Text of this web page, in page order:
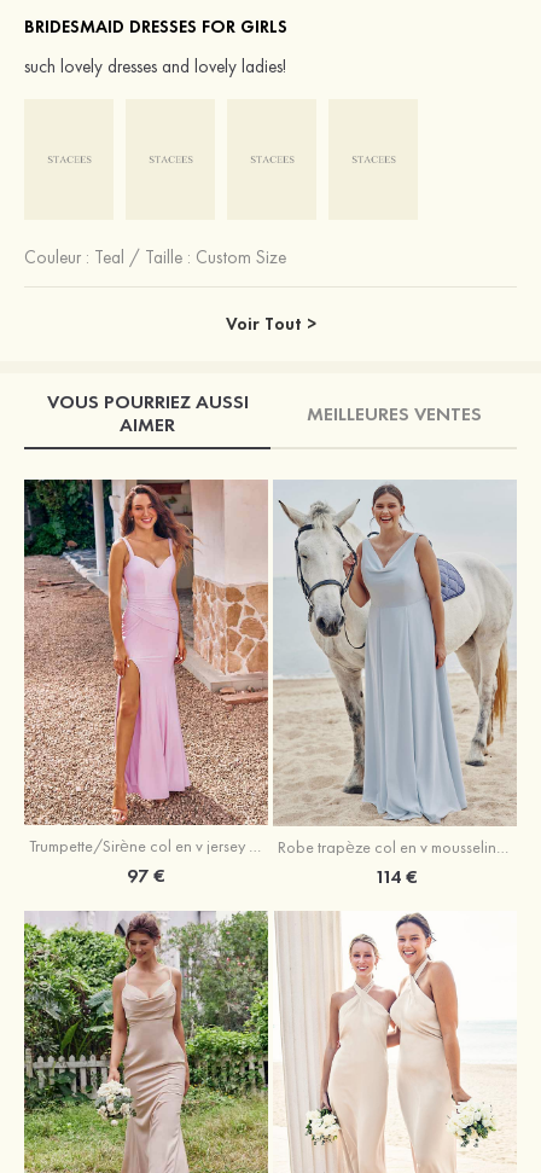
BRIDESMAID DRESSES FOR GIRLS
such lovely dresses and lovely ladies!
Couleur : Teal / Taille : Custom Size
Voir Tout >
VOUS POURRIEZ AUSSI
AIMER
MEILLEURES VENTES
Trumpette/Sirène col en v jersey ras du sol robe de demoiselle d'honneur
97 € 114 €